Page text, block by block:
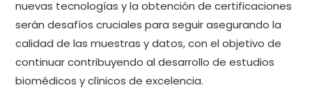
nuevas tecnologías y la obtención de certificaciones
serán desafíos cruciales para seguir asegurando la
calidad de las muestras y datos, con el objetivo de
continuar contribuyendo al desarrollo de estudios
biomédicos y clínicos de excelencia.